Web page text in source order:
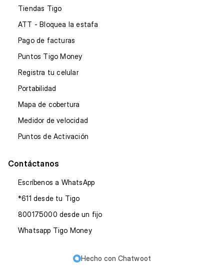
Tiendas Tigo
ATT - Bloquea la estafa
Pago de facturas
Puntos Tigo Money
Registra tu celular
Portabilidad
Mapa de cobertura
Medidor de velocidad
Puntos de Activación
Contáctanos
Escríbenos a WhatsApp
*611 desde tu Tigo
800175000 desde un fijo
Whatsapp Tigo Money
Hecho con Chatwoot